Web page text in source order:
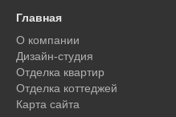
Главная
О компании
Дизайн-студия
Отделка квартир
Отделка коттеджей
Карта сайта